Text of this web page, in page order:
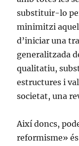
substituir-lo
minimitzi
d’iniciar una
generalitzada
qualitatiu,
estructures i
societat, una
Així doncs,
reformisme»